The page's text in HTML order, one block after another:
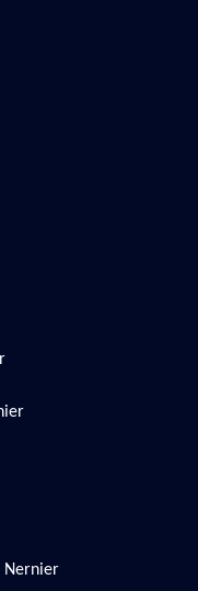
Nernier